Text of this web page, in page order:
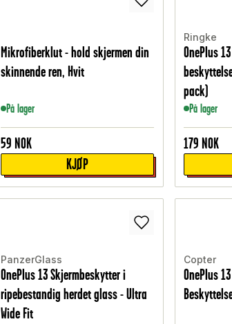
Mikrofiberklut - hold skjermen din
skinnende ren, Hvit
På lager
59 NOK
KJØP
Ringke
OnePlus
pack)
På lager
179 NOK
PanzerGlass
OnePlus 13 Skjermbeskytter i
ripebestandig herdet glass - Ultra
Wide Fit
Copter
OnePlus